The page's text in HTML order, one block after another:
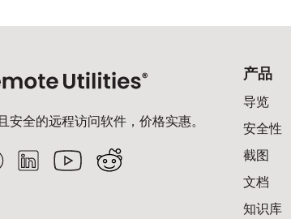
安全的远程访问软件，价格实惠。
产品
导览
安全性
截图
文档
知识库